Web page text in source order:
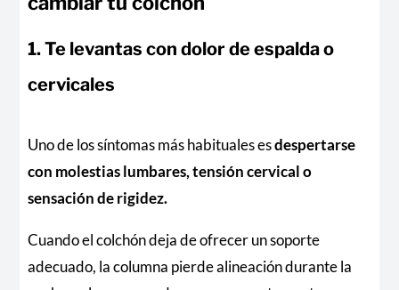
1. Te levantas con dolor de espalda o
cervicales
Uno de los síntomas más habituales esdespertarse
con molestias lumbares, tensión cervical o
sensación de rigidez.
Cuando el colchón deja de ofrecer un soporte
adecuado, la columna pierde alineación durante la